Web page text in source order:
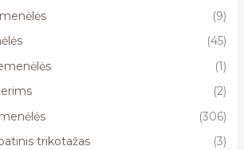
(9)
(45)
(1)
(2)
(306)
trikotažas
(3)